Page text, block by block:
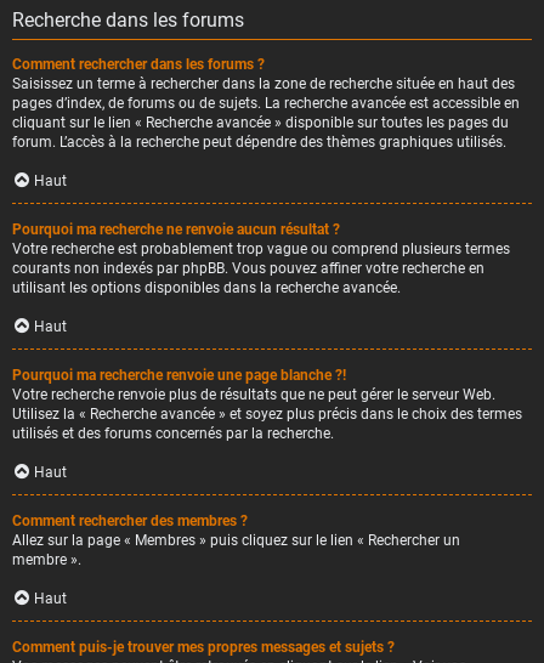
Recherche dans les forums
Comment rechercher dans les forums ?
Saisissez un terme à rechercher dans la zone de recherche située en haut des
pages d’index, de forums ou de sujets. La recherche avancée est accessible en
cliquant sur le lien « Recherche avancée » disponible sur toutes les pages du
forum. L’accès à la recherche peut dépendre des thèmes graphiques utilisés.
Haut
Pourquoi ma recherche ne renvoie aucun résultat ?
Votre recherche est probablement trop vague ou comprend plusieurs termes
courants non indexés par phpBB. Vous pouvez affiner votre recherche en
utilisant les options disponibles dans la recherche avancée.
Haut
Pourquoi ma recherche renvoie une page blanche ?!
Votre recherche renvoie plus de résultats que ne peut gérer le serveur Web.
Utilisez la « Recherche avancée » et soyez plus précis dans le choix des termes
utilisés et des forums concernés par la recherche.
Haut
Comment rechercher des membres ?
Allez sur la page « Membres » puis cliquez sur le lien « Rechercher un
membre ».
Haut
Comment puis-je trouver mes propres messages et sujets ?